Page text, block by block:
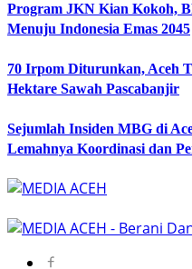
Program JKN Kian Kokoh,
Menuju Indonesia Emas 2045
70 Irpom Diturunkan, Aceh
Hektare Sawah Pascabanjir
Sejumlah Insiden MBG di
Lemahnya Koordinasi dan